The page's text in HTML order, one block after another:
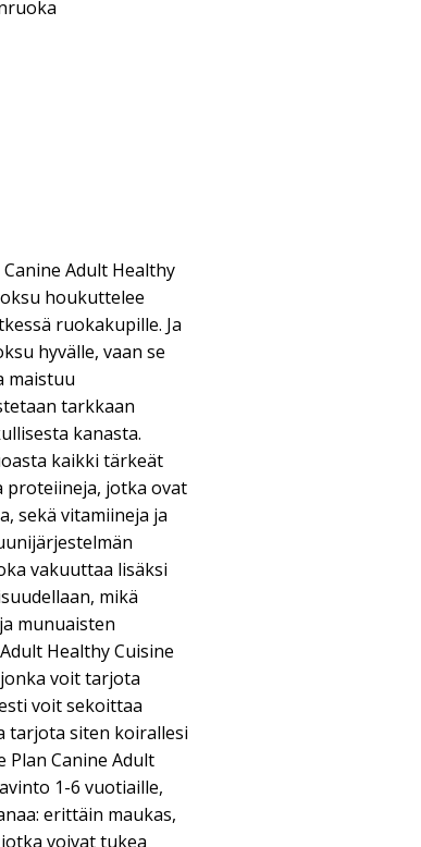
Canine Adult Healthy
houkuttelee
ruokakupille. Ja
hyvälle, vaan se
maistuu
tarkkaan
kanasta.
kaikki tärkeät
proteiineja, jotka ovat
sekä vitamiineja ja
vakuuttaa lisäksi
mikä
munuaisten
Healthy Cuisine
voit tarjota
voit sekoittaa
tarjota siten koirallesi
Plan Canine Adult
1-6 vuotiaille,
erittäin maukas,
voivat tukea